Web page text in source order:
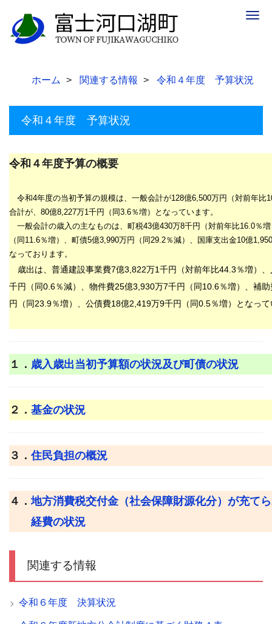
ホーム 関連する情報 令和４年度 予算状況
令和４年度 予算状況
令和４年度予算の概要
令和4年度の当初予算の規模は、一般会計が128億6,500万円（対前年比
合計が、 80億8,227万1千円（同3.6％増）となっています。
一般会計の歳入の主なものは、町税43億430万8千円（対前年比16.0％
（同 11.6％増）、町債5億3,990万円（同29.2％減）、国庫支出金10億1,950
なっております。
歳出は、普通建設事業費7億3,822万1千円（対前年比44.3％増）
千円（同0.6％減）、物件費25億3,930万7千円（同10.6％増）、補
円（同23.9％増）、公債費18億2,419万9千円（同0.5％増）となっ
１． 歳入歳出当初予算額の状況及び町債の状況
２． 基金の状況
３．住民負担の概況
４．地方消費税交付金（社会保障財源化分）が充て
経費の状況
関連する情報
令和６年度 決算状況